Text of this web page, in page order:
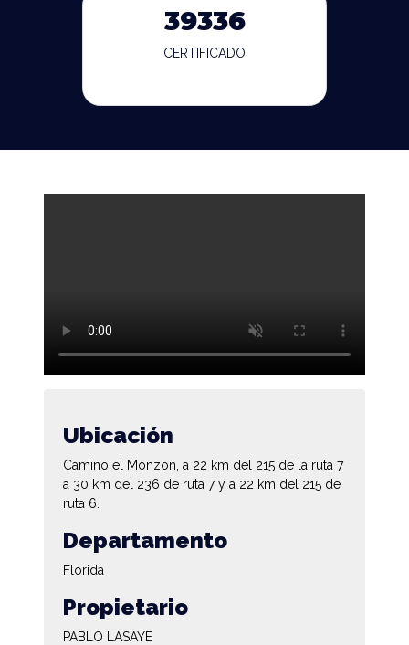
39336
CERTIFICADO
Ubicación
Camino el Monzon, a 22 km del 215 de la ruta 7
a 30 km del 236 de ruta 7 y a 22 km del 215 de
ruta 6.
Departamento
Florida
Propietario
PABLO LASAYE